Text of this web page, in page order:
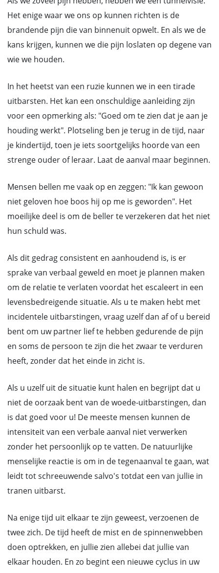
Het enige waar we ons op kunnen richten is de
brandende pijn die van binnenuit opwelt. En als we de
kans krijgen, kunnen we die pijn loslaten op degene van
wie we houden.
In het heetst van een ruzie kunnen we in een tirade
uitbarsten. Het kan een onschuldige aanleiding zijn
voor een opmerking als: "Goed om te zien dat je aan je
houding werkt". Plotseling ben je terug in de tijd, naar
je kindertijd, toen je iets soortgelijks hoorde van een
strenge ouder of leraar. Laat de aanval maar beginnen.
Mensen bellen me vaak op en zeggen: "Ik kan gewoon
niet geloven hoe boos hij op me is geworden". Het
moeilijke deel is om de beller te verzekeren dat het niet
hun schuld was.
Als dit gedrag consistent en aanhoudend is, is er
sprake van verbaal geweld en moet je plannen maken
om de relatie te verlaten voordat het escaleert in een
levensbedreigende situatie. Als u te maken hebt met
incidentele uitbarstingen, vraag uzelf dan af of u bereid
bent om uw partner lief te hebben gedurende de pijn
en soms de persoon te zijn die het zwaar te verduren
heeft, zonder dat het einde in zicht is.
Als u uzelf uit de situatie kunt halen en begrijpt dat u
niet de oorzaak bent van de woede-uitbarstingen, dan
is dat goed voor u! De meeste mensen kunnen de
intensiteit van een verbale aanval niet verwerken
zonder het persoonlijk op te vatten. De natuurlijke
menselijke reactie is om in de tegenaanval te gaan, wat
leidt tot schreeuwende salvo's totdat een van jullie in
tranen uitbarst.
Na enige tijd uit elkaar te zijn geweest, verzoenen de
twee zich. De tijd heeft de mist en de spinnenwebben
doen optrekken, en jullie zien allebei dat jullie van
elkaar houden. En zo begint een nieuwe cyclus in uw